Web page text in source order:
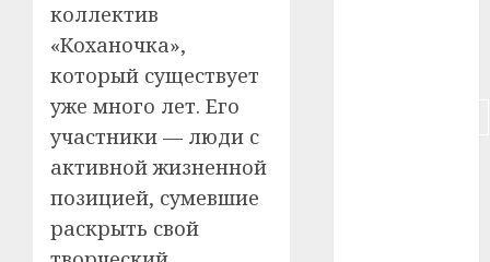
коллектив
«Коханочка»,
который существует
уже много лет. Его
участники — люди с
активной жизненной
позицией, сумевшие
раскрыть свой